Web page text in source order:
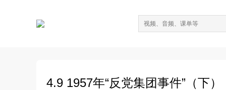
4.9 1957年“反党集团事件”（下）